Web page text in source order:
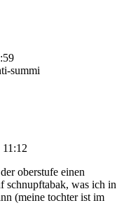
summi
oberstufe einen
schnupftabak, was ich in
(meine tochter ist im